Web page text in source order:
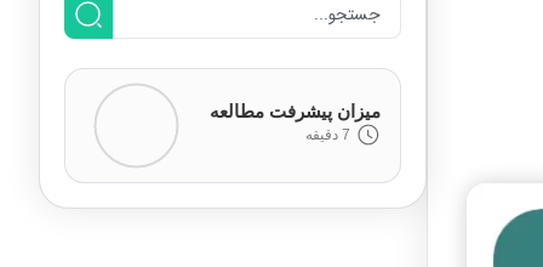
میزان پیشرفت مطالعه
7 دقیقه